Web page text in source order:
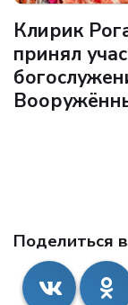
Клирик
принял
Поделиться